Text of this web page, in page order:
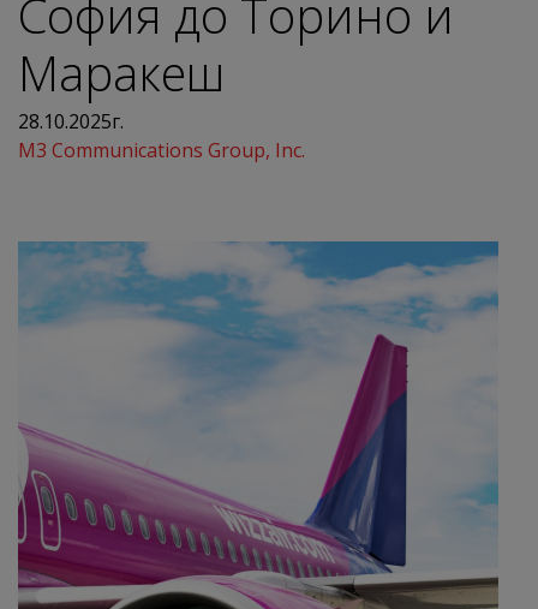
София до Торино и
Маракеш
28.10.2025г.
M3 Communications Group, Inc.